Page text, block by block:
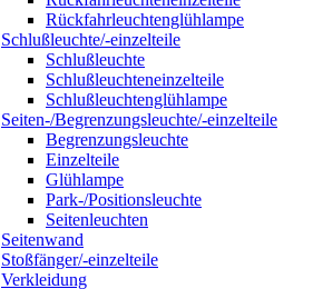
Rückfahrleuchtenglühlampe
Schlußleuchte/-einzelteile
Schlußleuchte
Schlußleuchteneinzelteile
Schlußleuchtenglühlampe
Seiten-/Begrenzungsleuchte/-einzelteile
Begrenzungsleuchte
Einzelteile
Glühlampe
Park-/Positionsleuchte
Seitenleuchten
Seitenwand
Stoßfänger/-einzelteile
Verkleidung